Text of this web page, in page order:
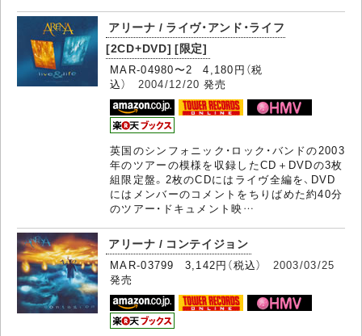
アリーナ / ライヴ・アンド・ライフ
[2CD+DVD] [限定]
MAR-04980〜2 4,180円（税
込） 2004/12/20 発売
英国のシンフォニック・ロック・バンドの2003
年のツアーの模様を収録したCD＋DVDの3枚
組限定盤。2枚のCDにはライヴ全編を、DVD
にはメンバーのコメントをちりばめた約40分
のツアー・ドキュメント映…
アリーナ / コンテイジョン
MAR-03799 3,142円（税込） 2003/03/25
発売